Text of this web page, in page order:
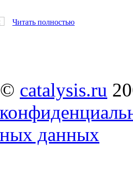
Читать полностью
catalysis.ru
данных